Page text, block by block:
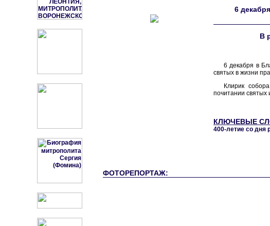
6
В
6 декабря в
святых в жизни
Клирик
почитании святых
КЛЮЧЕВЫЕ
400-летие со дня
ФОТОРЕПОРТАЖ: